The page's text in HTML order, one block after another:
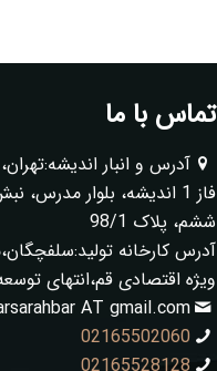
تماس با ما
آدرس و انبار
فاز 1 اندیشه، بلوار مدرس،
ششم، پلاک 98/1
آدرس کارخانه
ویژه اقتصادی قم،انتهای
AT gmail.com
02165502060